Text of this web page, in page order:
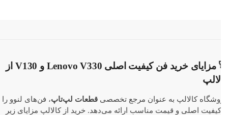
🚀 مزایای خرید فن کیفیت اصلی Lenovo V330 و V130 از
کالالپ به عنوان مرجع تخصصیقطعات لپ‌تاپ، فن‌های لنوو را
کیفیت اصلی و قیمت مناسب ارائه می‌دهد. خرید از کالالپ مزایای زیر